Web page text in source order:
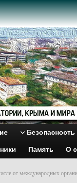
Безопасность
Память О
от международных